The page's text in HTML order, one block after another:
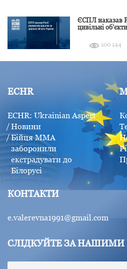
ЄСПЛ наказав
цивільні
100 144
ECHR
ECHR: Ukrainian Aspect
Новини
Бійця MMA
заборонили
екстрадувати до
Білорусі
КОНТАКТИ
e.valerevna1991@gmail.com
СЛІДКУЙТЕ ЗА